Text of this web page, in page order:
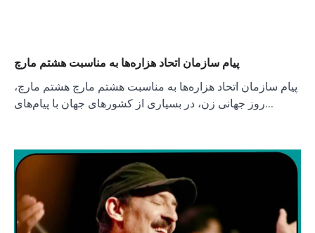
پیام سازمان اتحاد هزاره‌ها به مناسبت هشتم مارچ
پیام سازمان اتحاد هزاره‌ها به مناسبت هشتم مارچ هشتم مارچ،
روز جهانی زن، در بسیاری از کشورهای جهان با پیام‌های…